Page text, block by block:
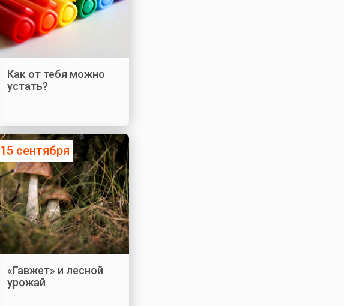
Как от тебя можно
устать?
15 сентября
«Гавжет» и лесной
урожай